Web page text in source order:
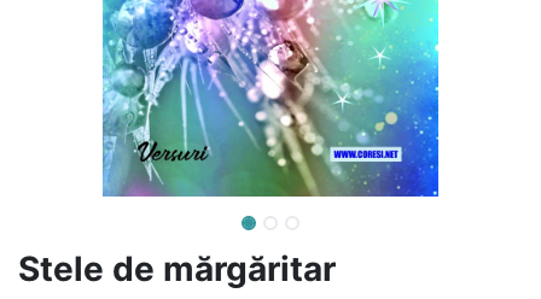
Stele de mărgăritar